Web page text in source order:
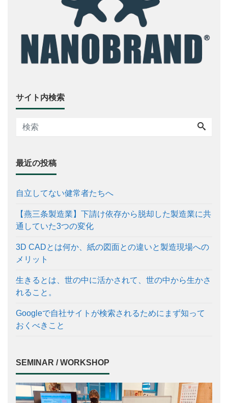
サイト内検索
最近の投稿
自立してない健常者たちへ
【燕三条製造業】下請け依存から脱却した製造業に共
通していた3つの変化
3D CADとは何か、紙の図面との違いと製造現場への
メリット
生きるとは、世の中に活かされて、世の中から生かさ
れること。
Googleで自社サイトが検索されるためにまず知って
おくべきこと
SEMINAR / WORKSHOP